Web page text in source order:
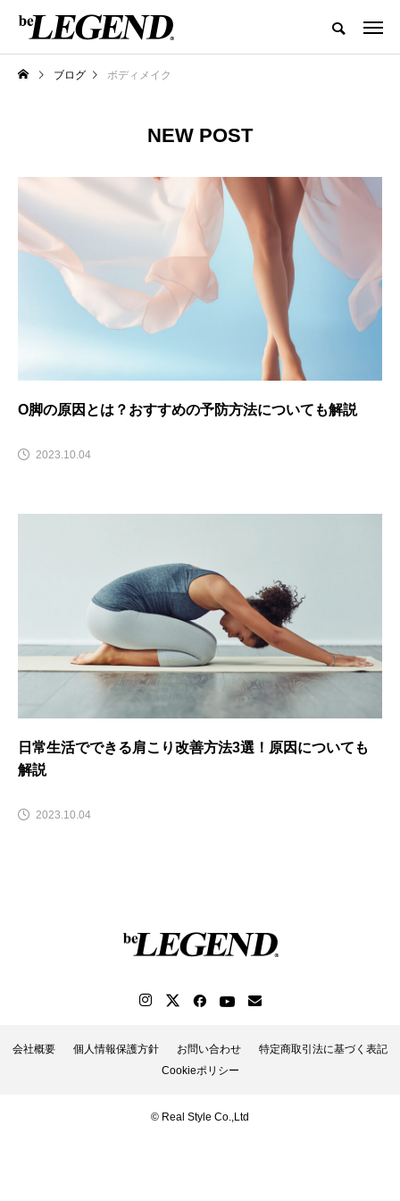
ブログ ボディメイク
NEW POST
O脚の原因とは？おすすめの予防方法についても解説
2023.10.04
日常生活でできる肩こり改善方法3選！原因についても
解説
2023.10.04
会社概要 個人情報保護方針 お問い合わせ
特定商取引法に基づく表記
Cookieポリシー
© Real Style Co.,Ltd